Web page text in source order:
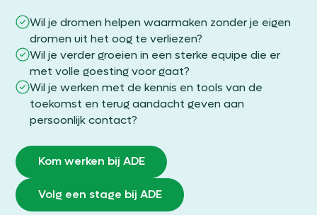
Wil je dromen helpen waarmaken zonder je eigen
dromen uit het oog te verliezen?
Wil je verder groeien in een sterke equipe die er
met volle goesting voor gaat?
Wil je werken met de kennis en tools van de
toekomst en terug aandacht geven aan
persoonlijk contact?
Kom werken bij ADE
Volg een stage bij ADE